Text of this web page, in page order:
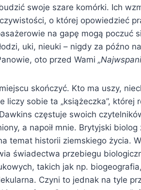
swoje szare komórki. Ich
o której opowiedzieć
na gapę mogą poczuć
uki, nieuki – nigdy za późno
oto przed Wami
skończyć. Kto ma uszy,
liczy sobie ta „książeczka”, której
częstuje swoich
a napoił mnie. Brytyjski
temat historii ziemskiego życia.
świadectwa przebiegu
takich jak np.
Czyni to jednak na tyle